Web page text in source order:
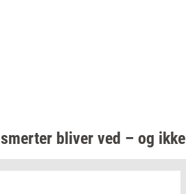
smer­ter bli­ver ved – og ikke